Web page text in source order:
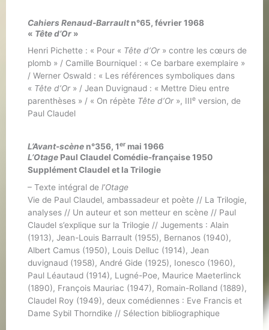
Cahiers Renaud-Barraultn°65, février 1968
« Tête d’Or »
Henri Pichette : « Pour « Tête d’Or » contre les cœurs de
plomb » / Camille Bourniquel : « Ce barbare exemplaire »
/ Werner Oswald : « Les références symboliques dans
« Tête d’Or » / Jean Duvignaud : « Mettre Dieu entre
parenthèses » / « On répète Tête d’Or », IIIeversion, de
Paul Claudel
L’Avant-scène n°356, 1ermai 1966
L’OtagePaul Claudel Comédie-française 1950
Supplément Claudel et la Trilogie
– Texte intégral de l’Otage
Vie de Paul Claudel, ambassadeur et poète // La Trilogie,
analyses // Un auteur et son metteur en scène // Paul
Claudel s’explique sur la Trilogie // Jugements : Alain
(1913), Jean-Louis Barrault (1955), Bernanos (1940),
Albert Camus (1950), Louis Delluc (1914), Jean
duvignaud (1958), André Gide (1925), Ionesco (1960),
Paul Léautaud (1914), Lugné-Poe, Maurice Maeterlinck
(1890), François Mauriac (1947), Romain-Rolland (1889),
Claudel Roy (1949), deux comédiennes : Eve Francis et
Dame Sybil Thorndike // Sélection bibliographique